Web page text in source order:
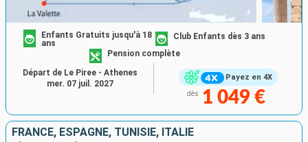
Payez en 4X
Enfants Gratuits jusqu'à 18
ans
Club Enfants dès 3 ans
Pension complète
dès 1 049 €
Départ de Le Piree - Athenes
mer. 07 juil. 2027
FRANCE, ESPAGNE, TUNISIE, ITALIE